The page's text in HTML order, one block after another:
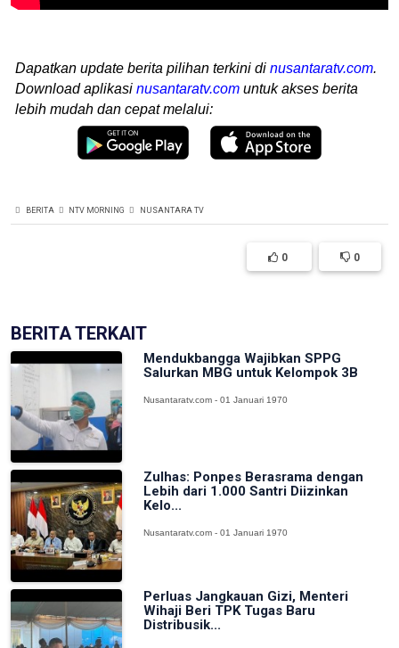
Dapatkan update berita pilihan terkini di nusantaratv.com.
Download aplikasi nusantaratv.com untuk akses berita
lebih mudah dan cepat melalui:
BERITA NTV MORNING NUSANTARA TV
0 0
BERITA TERKAIT
Mendukbangga Wajibkan SPPG
Salurkan MBG untuk Kelompok 3B
Nusantaratv.com - 01 Januari 1970
Zulhas: Ponpes Berasrama dengan
Lebih dari 1.000 Santri Diizinkan
Kelo...
Nusantaratv.com - 01 Januari 1970
Perluas Jangkauan Gizi, Menteri
Wihaji Beri TPK Tugas Baru
Distribusik...